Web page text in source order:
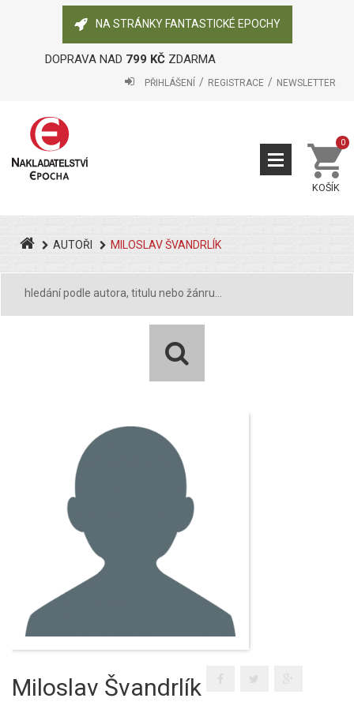
NA STRÁNKY FANTASTICKÉ EPOCHY
DOPRAVA NAD 799 KČZDARMA
PŘIHLÁŠENÍ REGISTRACE NEWSLETTER
KOŠÍK
0
AUTOŘI MILOSLAV ŠVANDRLÍK
Miloslav Švandrlík